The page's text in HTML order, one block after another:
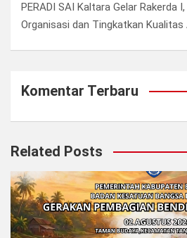
PERADI SAI Kaltara Gelar Rakerda
Organisasi dan Tingkatkan Kualitas
Komentar Terbaru
Related Posts